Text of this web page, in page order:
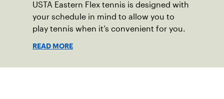
USTA Eastern Flex tennis is designed with
your schedule in mind to allow you to
play tennis when it’s convenient for you.
READ MORE